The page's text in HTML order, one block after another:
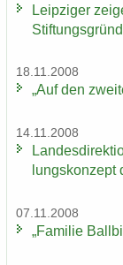
Leip­zi­ger
18.11.2008
„Auf den
14.11.2008
lungs­kon­zept
07.11.2008
„Fa­mi­lie